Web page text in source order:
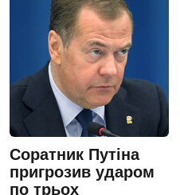
Соратник Путіна
пригрозив ударом
по трьох